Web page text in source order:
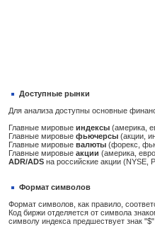
Доступные рынки
Для анализа доступны основные
Главные мировые индексы (америка,
Главные мировые фьючерсы (акции,
Главные мировые валюты (форекс,
Главные мировые акции (америка,
ADR/ADS на российские акции (NYSE,
Формат символов
Формат символов, как правило,
Код биржи отделяется от символа
символу индекса предшествует знак "$"